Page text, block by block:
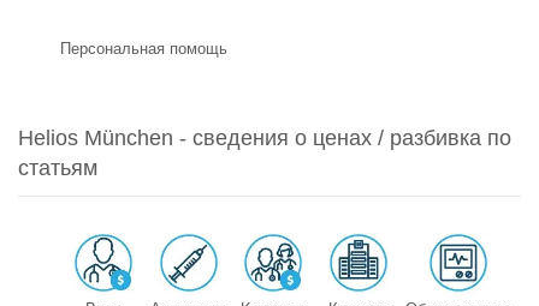
Персональная помощь
Helios München - сведения о ценах / разбивка по
статьям